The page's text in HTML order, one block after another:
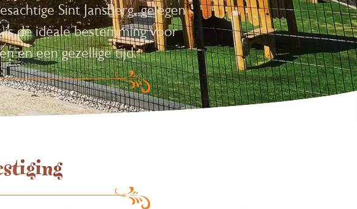
Sint Jansberg, gelegen
de ideale bestemming voor
en een gezellige tijd.